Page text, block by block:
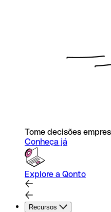
Tome decisões
Conheça já
Explore a Qonto
Recursos